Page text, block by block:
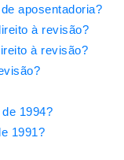
aposentadoria?
à revisão?
à revisão?
1994?
1991?